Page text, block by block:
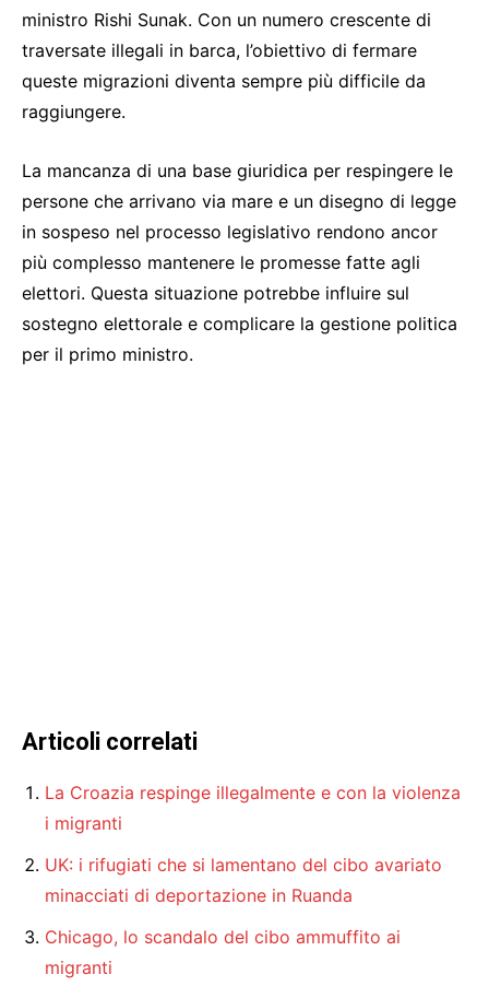
ministro Rishi Sunak. Con un numero crescente di
traversate illegali in barca, l’obiettivo di fermare
queste migrazioni diventa sempre più difficile da
raggiungere.
La mancanza di una base giuridica per respingere le
persone che arrivano via mare e un disegno di legge
in sospeso nel processo legislativo rendono ancor
più complesso mantenere le promesse fatte agli
elettori. Questa situazione potrebbe influire sul
sostegno elettorale e complicare la gestione politica
per il primo ministro.
Articoli correlati
La Croazia respinge illegalmente e con la violenza
i migranti
UK: i rifugiati che si lamentano del cibo avariato
minacciati di deportazione in Ruanda
Chicago, lo scandalo del cibo ammuffito ai
migranti